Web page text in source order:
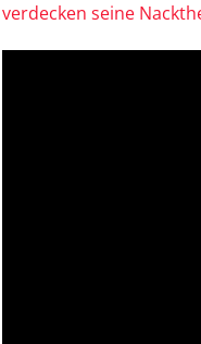
verdecken seine